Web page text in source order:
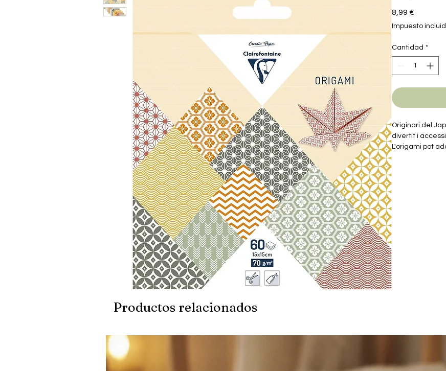
8,99 €
Impuesto
Cantidad *
Originari del
divertit i
L'origami pot
Productos relacionados